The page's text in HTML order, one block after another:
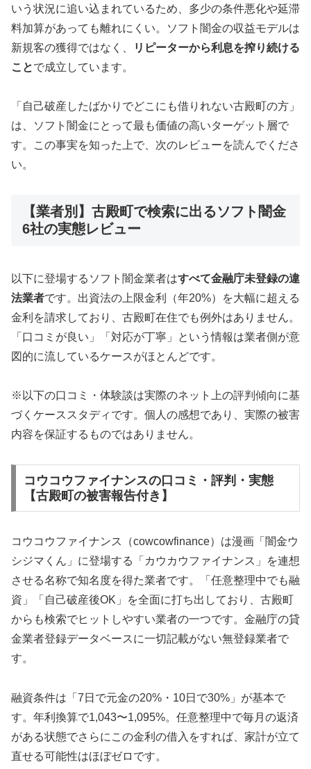
いう状況に追い込まれているため、多少の条件悪化や延滞
料加算があっても離れにくい。ソフト闇金の収益モデルは
新規客の獲得ではなく、
リピーターから利息を搾り続ける
ことで成立しています。
「自己破産したばかりでどこにも借りれない古殿町の方」
は、ソフト闇金にとって最も価値の高いターゲット層で
す。この事実を知った上で、次のレビューを読んでくださ
い。
【業者別】古殿町で検索に出るソフト闇金
6社の実態レビュー
以下に登場するソフト闇金業者はすべて金融庁未登録の違
法業者です。出資法の上限金利（年20%）を大幅に超える
金利を請求しており、古殿町在住でも例外はありません。
「口コミが良い」「対応が丁寧」という情報は業者側が意
図的に流しているケースがほとんどです。
※以下の口コミ・体験談は実際のネット上の評判傾向に基
づくケーススタディです。個人の感想であり、実際の被害
内容を保証するものではありません。
コウコウファイナンスの口コミ・評判・実態
【古殿町の被害報告付き】
コウコウファイナンス（cowcowfinance）は漫画「闇金ウ
シジマくん」に登場する「カウカウファイナンス」を連想
させる名称で知名度を得た業者です。「任意整理中でも融
資」「自己破産後OK」を全面に打ち出しており、古殿町
からも検索でヒットしやすい業者の一つです。金融庁の貸
金業者登録データベースに一切記載がない無登録業者で
す。
融資条件は「7日で元金の20%・10日で30%」が基本で
す。年利換算で1,043〜1,095%。任意整理中で毎月の返済
がある状態でさらにこの金利の借入をすれば、家計が立て
直せる可能性はほぼゼロです。